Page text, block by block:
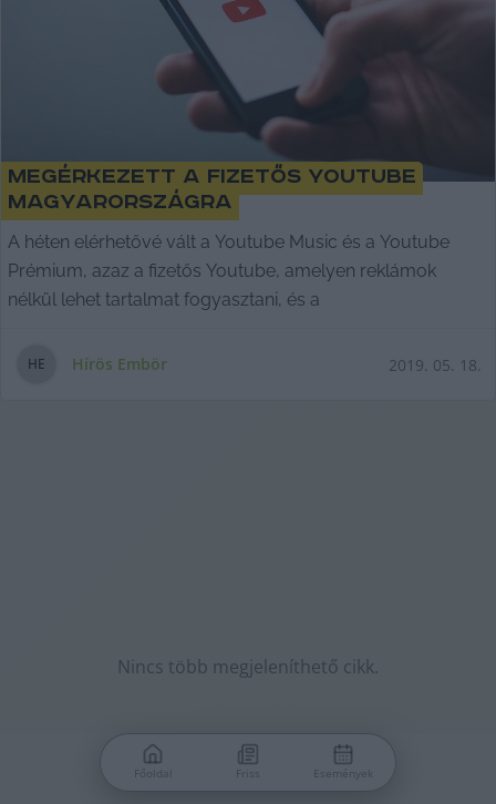
Megérkezett a fizetős Youtube
Magyarországra
A héten elérhetővé vált a Youtube Music és a Youtube
Prémium, azaz a fizetős Youtube, amelyen reklámok
nélkül lehet tartalmat fogyasztani, és a
HE Hírös Embör 2019. 05. 18.
Nincs több megjeleníthető cikk.
Főoldal Friss Események